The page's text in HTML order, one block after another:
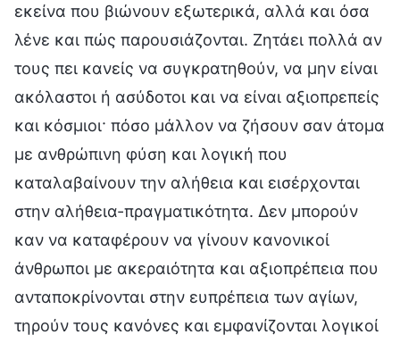
εκείνα που βιώνουν εξωτερικά, αλλά και όσα
λένε και πώς παρουσιάζονται. Ζητάει πολλά αν
τους πει κανείς να συγκρατηθούν, να μην είναι
ακόλαστοι ή ασύδοτοι και να είναι αξιοπρεπείς
και κόσμιοι· πόσο μάλλον να ζήσουν σαν άτομα
με ανθρώπινη φύση και λογική που
καταλαβαίνουν την αλήθεια και εισέρχονται
στην αλήθεια-πραγματικότητα. Δεν μπορούν
καν να καταφέρουν να γίνουν κανονικοί
άνθρωποι με ακεραιότητα και αξιοπρέπεια που
ανταποκρίνονται στην ευπρέπεια των αγίων,
τηρούν τους κανόνες και εμφανίζονται λογικοί